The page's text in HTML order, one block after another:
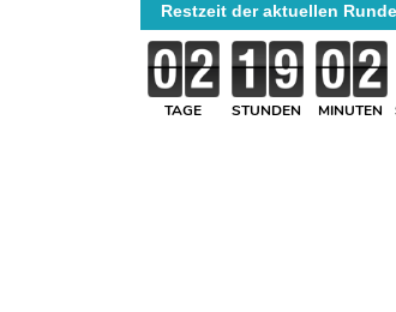
Restzeit der aktuellen Runde
TAGE STUNDEN MINUTEN